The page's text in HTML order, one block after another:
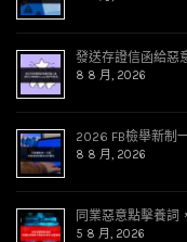
發送存證信函給惡
8 8 月, 2026
2026 FB檢舉新制
8 8 月, 2026
同業惡意點擊養詞
5 8 月, 2026